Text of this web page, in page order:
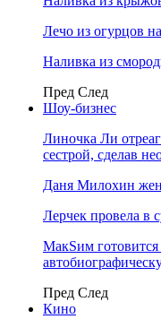
Лечо из огурцов
Наливка из
Пред След
Шоу-бизнес
Линочка Ли
сестрой, сделав
Даня Милохин
Лерчек провела в
МакSим
Пред След
Кино